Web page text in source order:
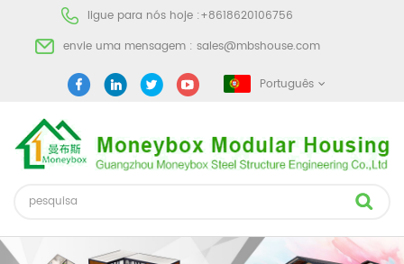
ligue para nós hoje :+8618620106756
envie uma mensagem : sales@mbshouse.com
Português